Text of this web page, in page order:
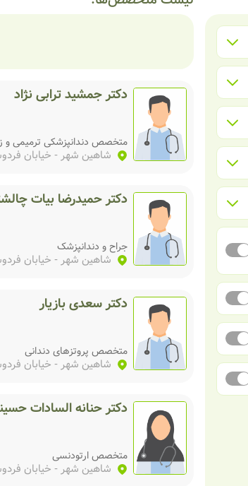
دکتر جمشید ترابی نژاد
متخصص دندانپزشکی ترمیمی و
شاهین شهر- خیابان
دکتر حمیدرضا بیات
جراح و دندانپزشک
شاهین شهر- خیابان
دکتر سعدی بازیار
متخصص پروتزهای دندانی
شاهین شهر- خیابان
دکتر حنانه السادات
متخصص ارتودنسی
شاهین شهر- خیابان